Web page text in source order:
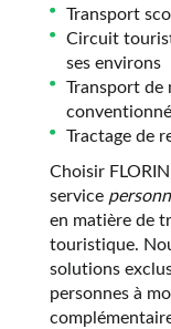
Transport
Circuit
ses environs
Transport de
Tractage de
Choisir
service
en matière de
touristique.
solutions
personnes à